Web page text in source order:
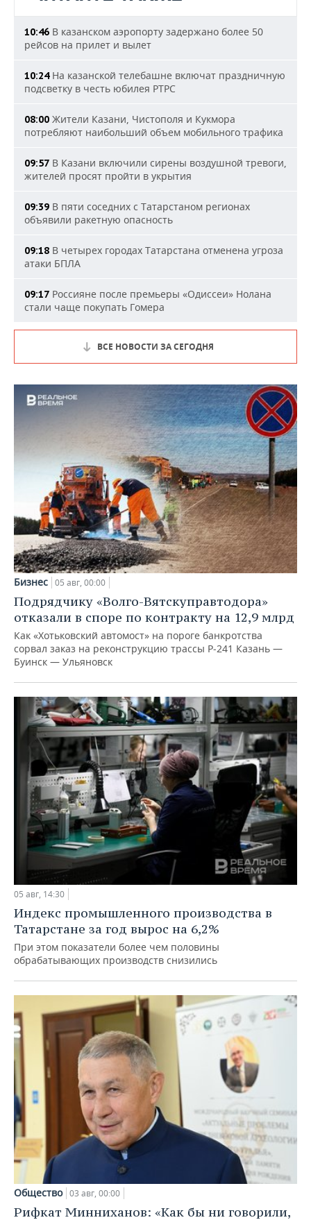
10:46 В казанском аэропорту задержано более 50
рейсов на прилет и вылет
10:24На казанской телебашне включат праздничную
подсветку в честь юбилея РТРС
08:00 Жители Казани, Чистополя и Кукмора
потребляют наибольший объем мобильного трафика
09:57 В Казани включили сирены воздушной тревоги,
жителей просят пройти в укрытия
09:39 В пяти соседних с Татарстаном регионах
объявили ракетную опасность
09:18 В четырех городах Татарстана отменена угроза
атаки БПЛА
09:17 Россияне после премьеры «Одиссеи» Нолана
стали чаще покупать Гомера
ВСЕ НОВОСТИ ЗА СЕГОДНЯ
Бизнес 05 авг, 00:00
Подрядчику «Волго-Вятскуправтодора»
отказали в споре по контракту на 12,9 млрд
Как «Хотьковский автомост» на пороге банкротства
сорвал заказ на реконструкцию трассы Р‑241 Казань —
Буинск — Ульяновск
05 авг, 14:30
Индекс промышленного производства в
Татарстане за год вырос на 6,2%
При этом показатели более чем половины
обрабатывающих производств снизились
Общество 03 авг, 00:00
Рифкат Минниханов: «Как бы ни говорили,